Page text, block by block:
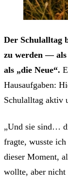
Der Schulalltag
zu werden —
als „die Neue“.
Hausaufgaben:
Schulalltag aktiv
„Und sie sind…
fragte, wusste
dieser Moment,
wollte, aber